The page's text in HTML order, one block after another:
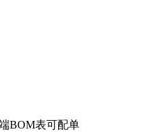
BOM表可配单